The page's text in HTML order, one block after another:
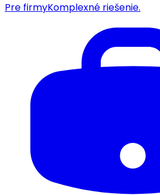
Pre firmyKomplexné riešenie.